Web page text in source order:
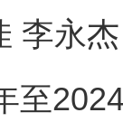
永杰
2024